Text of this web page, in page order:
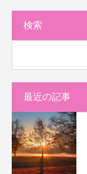
検索
最近の記事